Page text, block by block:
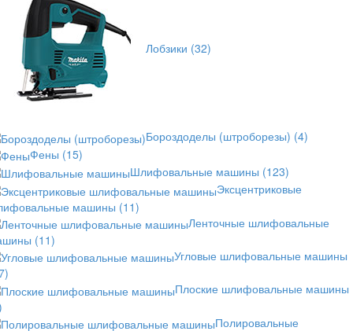
Лобзики (32)
Бороздоделы (штроборезы) (4)
Фены (15)
Шлифовальные машины (123)
Эксцентриковые
машины (11)
Ленточные шлифовальные
(11)
Угловые шлифовальные машины
Плоские шлифовальные машины
Полировальные